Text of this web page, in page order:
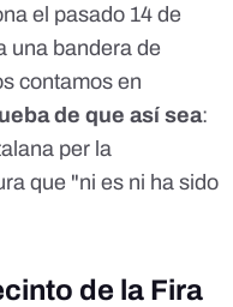
el pasado 14 de
una bandera de
contamos en
de que así sea:
per la
que "ni es ni ha sido
de la Fira